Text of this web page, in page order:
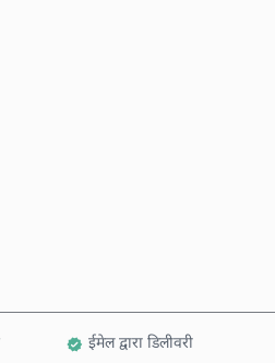
ईमेल द्वारा डिलीवरी